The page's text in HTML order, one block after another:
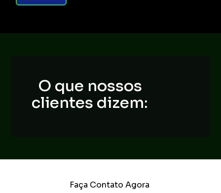
O que nossos
clientes dizem:
Faça Contato Agora